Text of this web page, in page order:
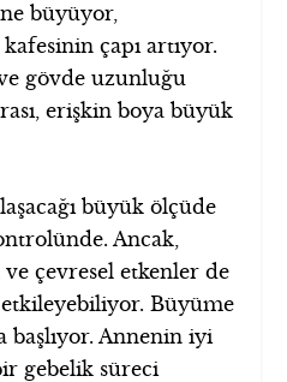
büyüyor,
çapı artıyor.
gövde uzunluğu
erişkin boya büyük
büyük ölçüde
Ancak,
çevresel etkenler de
Büyüme
başlıyor. Annenin iyi
gebelik süreci